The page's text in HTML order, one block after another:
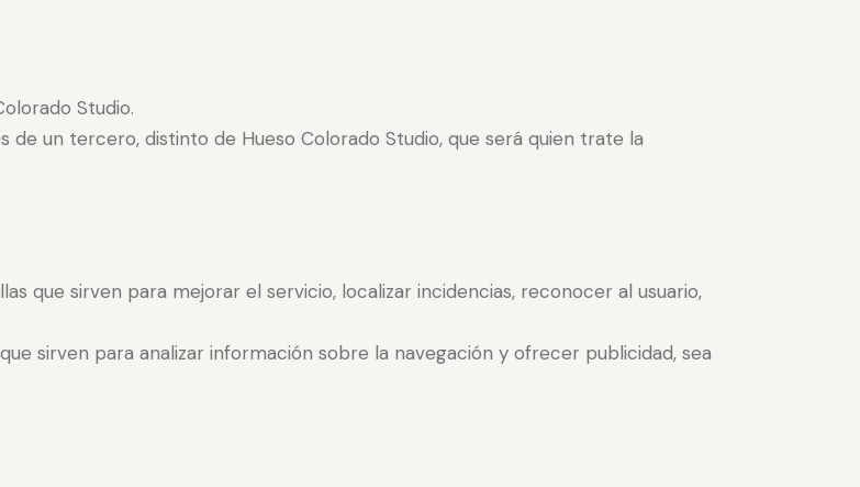
Studio.
de un tercero, distinto de Hueso Colorado Studio, que será quien trate la
que sirven para mejorar el servicio, localizar incidencias, reconocer al usuario,
sirven para analizar información sobre la navegación y ofrecer publicidad, sea